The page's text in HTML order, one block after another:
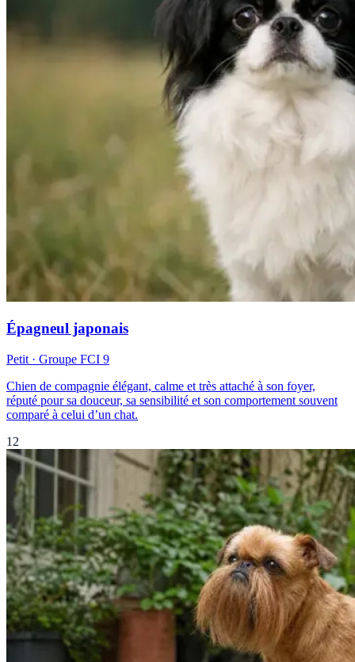
Épagneul japonais
Petit · Groupe FCI 9
Chien de compagnie élégant, calme et très attaché à son foyer,
réputé pour sa douceur, sa sensibilité et son comportement souvent
comparé à celui d’un chat.
12